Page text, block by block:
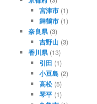
宮津市 (1)
舞鶴市 (1)
奈良県(3)
吉野山 (3)
香川県(13)
引田 (1)
小豆島 (2)
高松(5)
琴平 (1)